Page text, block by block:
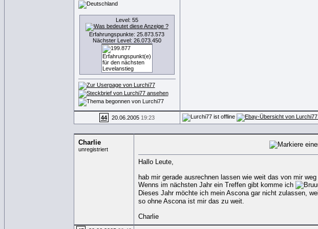
Level: 55
Erfahrungspunkte: 25.873.573
Nächster Level: 26.073.450
44 20.06.2005 19:23
Charlie
unregistriert
Hallo Leute,
hab mir gerade ausrechnen lassen wie weit das von mir
Wenns im nächsten Jahr ein Treffen gibt komme ich
Dieses Jahr möchte ich mein Ascona gar nicht zulassen,
so ohne Ascona ist mir das zu weit.
Charlie